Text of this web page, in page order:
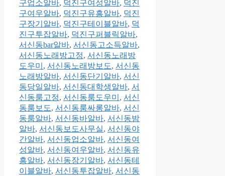
구업소알바, 덕진구여성알바, 덕진
구여우알바, 덕진구유흥알바, 덕진
구장기알바, 덕진구테이블알바, 덕
진구투잡알바, 덕진구퍼블릭알바,
서신동bar알바, 서신동고소득알바,
서신동노래방고정, 서신동노래방
도우미 , 서신동노래방보도, 서신동
노래방알바, 서신동단기알바, 서신
동당일알바, 서신동대학생알바, 서
신동룸고정, 서신동룸도우미 , 서신
동룸보도, 서신동룸싸롱알바, 서신
동룸알바, 서신동바알바, 서신동밤
알바, 서신동보도사무실, 서신동야
간알바, 서신동업소알바, 서신동여
성알바, 서신동여우알바, 서신동유
흥알바, 서신동장기알바, 서신동테
이블알바, 서신동투잡알바, 서신동